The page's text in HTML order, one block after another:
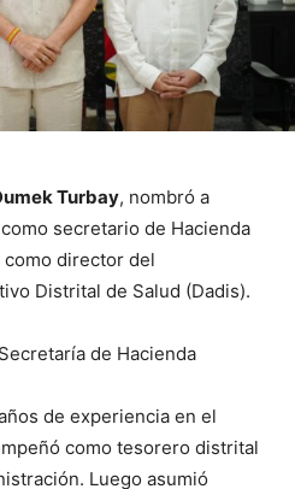
Turbay, nombró a
secretario de Hacienda
como director del
Distrital de Salud (Dadis).
de Hacienda
de experiencia en el
como tesorero distrital
Luego asumió